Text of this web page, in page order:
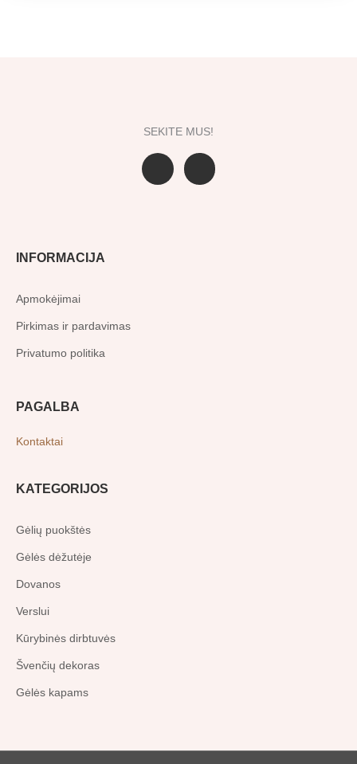
SEKITE MUS!
a
n
INFORMACIJA
Apmokėjimai
Pirkimas ir pardavimas
Privatumo politika
PAGALBA
Kontaktai
KATEGORIJOS
Gėlių puokštės
Gėlės dėžutėje
Dovanos
Verslui
Kūrybinės dirbtuvės
Švenčių dekoras
Gėlės kapams